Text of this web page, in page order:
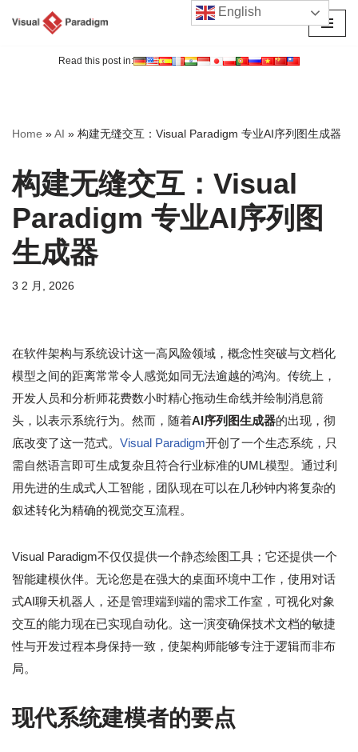
Read this post in:
Home »AI » 构建无缝交互：Visual Paradigm 专业AI序列图生成器
构建无缝交互：Visual
Paradigm 专业AI序列图
生成器
3 2 月, 2026
在软件架构与系统设计这一高风险领域，概念性突破与文档化
模型之间的距离常常令人感觉如同无法逾越的鸿沟。传统上，
开发人员和分析师花费数小时精心拖动生命线并绘制消息箭
头，以表示系统行为。然而，随着AI序列图生成器的出现，彻
底改变了这一范式。 Visual Paradigm开创了一个生态系统，只
需自然语言即可生成复杂且符合行业标准的UML模型。通过利
用先进的生成式人工智能，团队现在可以在几秒钟内将复杂的
叙述转化为精确的视觉交互流程。
Visual Paradigm不仅仅提供一个静态绘图工具；它还提供一个
智能建模伙伴。无论您是在强大的桌面环境中工作，使用对话
式AI聊天机器人，还是管理端到端的需求工作室，可视化对象
交互的能力现在已实现自动化。这一演变确保技术文档的敏捷
性与开发过程本身保持一致，使架构师能够专注于逻辑而非布
局。
现代系统建模者的要点
English